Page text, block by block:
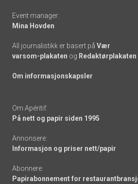
Event manager:
Mina Hovden
All journalistikk er basert på Vær
varsom-plakaten og Redaktørplakaten
Om informasjonskapsler
Om Apéritif:
På nett og papir siden 1995
Annonsere:
Informasjon og priser nett/papir
Abonnere:
Papirabonnement for